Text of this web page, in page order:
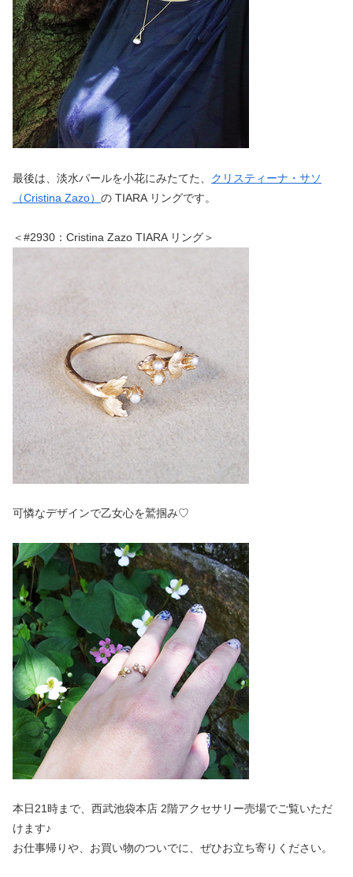
最後は、淡水パールを小花にみたてた、 クリスティーナ・サソ
（Cristina Zazo） の TIARA リングです。
＜#2930：Cristina Zazo TIARA リング＞
可憐なデザインで乙女心を鷲掴み♡
本日21時まで、西武池袋本店 2階アクセサリー売場でご覧いただ
けます♪
お仕事帰りや、お買い物のついでに、ぜひお立ち寄りください。